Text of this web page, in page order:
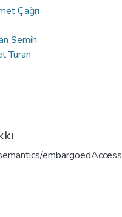
Çağrı
Semih
Turan
embargoedAccess